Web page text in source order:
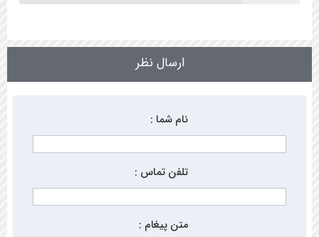
ارسال نظر
نام شما :
تلفن تماس :
متن پیغام :